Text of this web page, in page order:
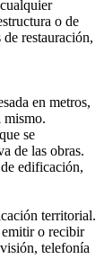
o de
restauración,
en metros,
mismo.
se
de las obras.
edificación,
territorial.
o recibir
telefonía